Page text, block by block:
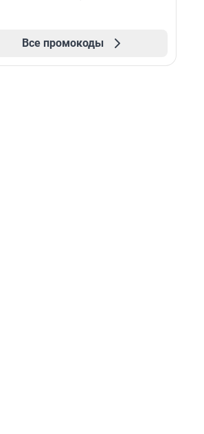
Все промокоды